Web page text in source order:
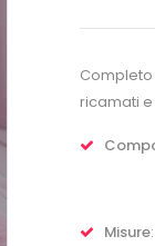
Completo
ricamati
Misure: